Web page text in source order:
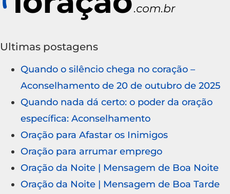
Ultimas postagens
Quando o silêncio chega no coração –
Aconselhamento de 20 de outubro de 2025
Quando nada dá certo: o poder da oração
específica: Aconselhamento
Oração para Afastar os Inimigos
Oração para arrumar emprego
Oração da Noite | Mensagem de Boa Noite
Oração da Noite | Mensagem de Boa Tarde